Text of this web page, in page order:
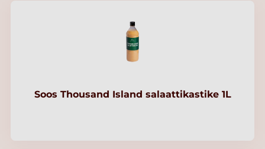
Soos Thousand Island salaattikastike 1L